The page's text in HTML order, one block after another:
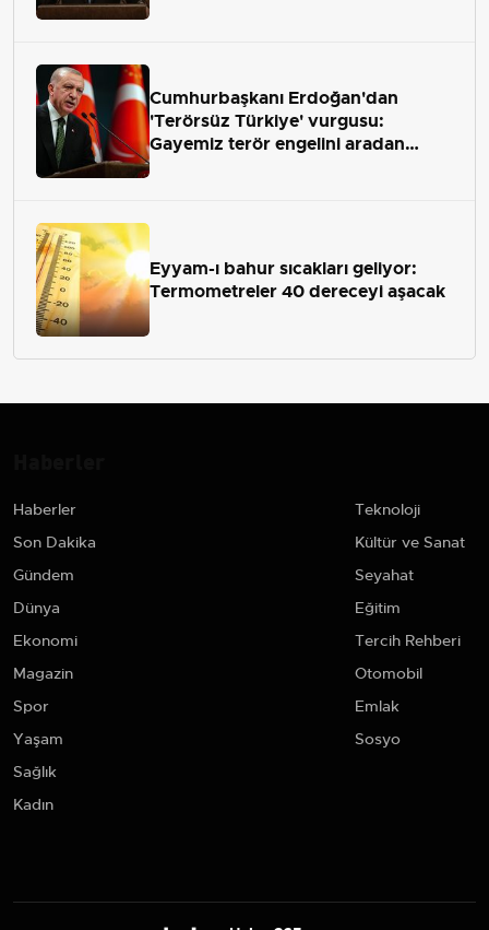
Cumhurbaşkanı Erdoğan'dan
'Terörsüz Türkiye' vurgusu:
Gayemiz terör engelini aradan
Eyyam-ı bahur sıcakları geliyor:
Termometreler 40 dereceyi aşacak
Haberler
Son Dakika
Gündem
Dünya
Ekonomi
Magazin
Spor
Yaşam
Sağlık
Kadın
Teknoloji
Kültür ve Sanat
Seyahat
Eğitim
Tercih Rehberi
Otomobil
Emlak
Sosyo